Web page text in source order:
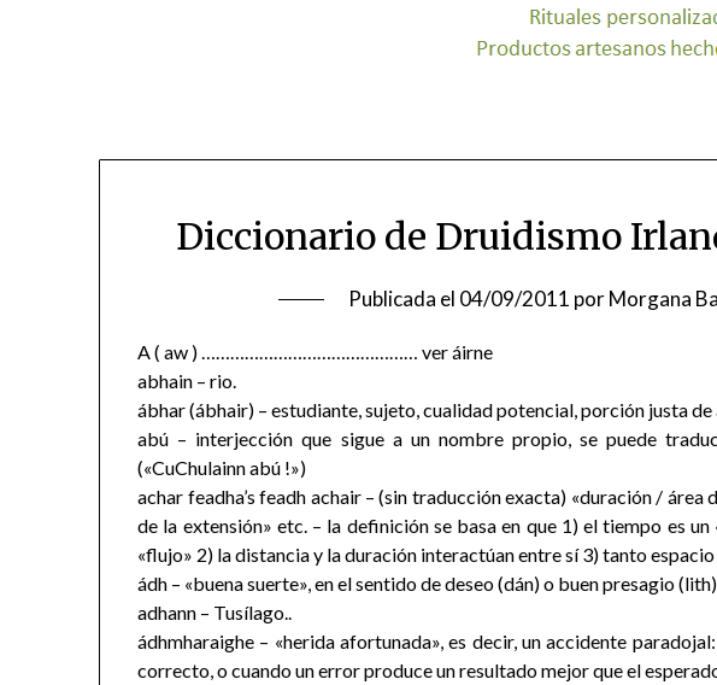
Diccionario de Druidismo
Publicada el 04/09/2011 porMorgana
A ( aw ) ……………………………………… ver áirne
abhain – rio.
ábhar (ábhair) – estudiante, sujeto, cualidad potencial, porción justa de
abú – interjección que sigue a un nombre propio, se puede
(«CuChulainn abú !»)
achar feadha’s feadh achair – (sin traducción exacta) «duración /
de la extensión» etc. – la definición se basa en que 1) el tiempo es
«flujo» 2) la distancia y la duración interactúan entre sí 3) tanto
ádh – «buena suerte», en el sentido de deseo (dán) o buen presagio (lith)
adhann – Tusílago..
ádhmharaighe – «herida afortunada», es decir, un accidente
correcto, o cuando un error produce un resultado mejor que el